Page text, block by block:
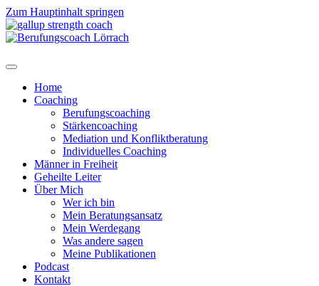
Zum Hauptinhalt springen
Home
Coaching
Berufungscoaching
Stärkencoaching
Mediation und Konfliktberatung
Individuelles Coaching
Männer in Freiheit
Geheilte Leiter
Über Mich
Wer ich bin
Mein Beratungsansatz
Mein Werdegang
Was andere sagen
Meine Publikationen
Podcast
Kontakt